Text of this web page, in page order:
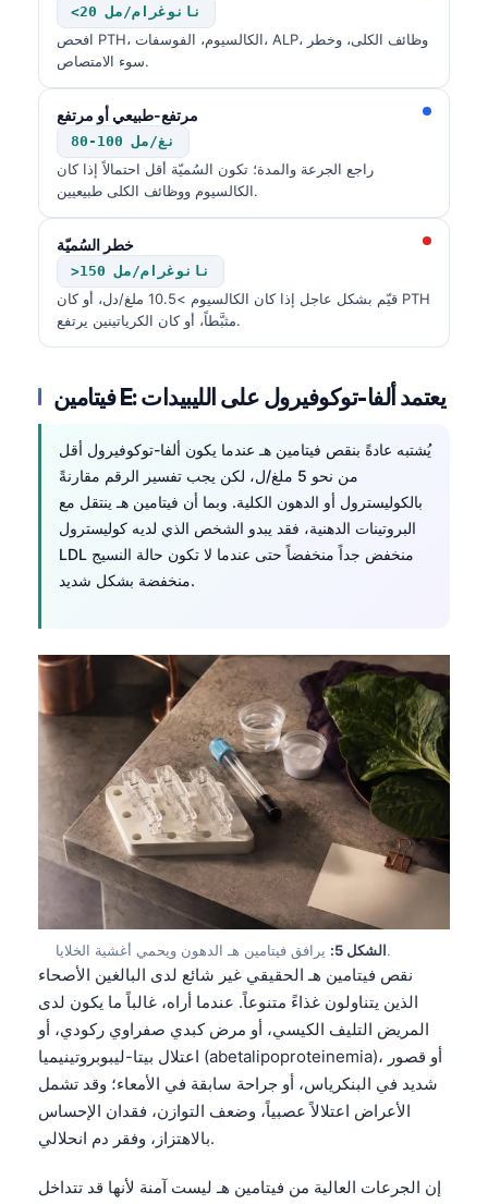
<20 نانوغرام/مل
افحص PTH، الكالسيوم، الفوسفات، ALP، وظائف الكلى، وخطر
سوء الامتصاص.
مرتفع-طبيعي أو مرتفع
80-100 نغ/مل
راجع الجرعة والمدة؛ تكون السُميّة أقل احتمالاً إذا كان
الكالسيوم ووظائف الكلى طبيعيين.
خطر السُميّة
>150 نانوغرام/مل
قيّم بشكل عاجل إذا كان الكالسيوم >10.5 ملغ/دل، أو كان PTH
مثبَّطاً، أو كان الكرياتينين يرتفع.
فيتامين E: يعتمد ألفا-توكوفيرول على الليبيدات
يُشتبه عادةً بنقص فيتامين هـ عندما يكون ألفا-توكوفيرول أقل
من نحو 5 ملغ/ل، لكن يجب تفسير الرقم مقارنةً
بالكوليسترول أو الدهون الكلية. وبما أن فيتامين هـ ينتقل مع
البروتينات الدهنية، فقد يبدو الشخص الذي لديه كوليسترول
LDL منخفض جداً منخفضاً حتى عندما لا تكون حالة النسيج
منخفضة بشكل شديد.
الشكل 5:يرافق فيتامين هـ الدهون ويحمي أغشية الخلايا.
نقص فيتامين هـ الحقيقي غير شائع لدى البالغين الأصحاء
الذين يتناولون غذاءً متنوعاً. عندما أراه، غالباً ما يكون لدى
المريض التليف الكيسي، أو مرض كبدي صفراوي ركودي، أو
اعتلال بيتا-ليبوبروتينيميا (abetalipoproteinemia)، أو قصور
شديد في البنكرياس، أو جراحة سابقة في الأمعاء؛ وقد تشمل
الأعراض اعتلالاً عصبياً، وضعف التوازن، فقدان الإحساس
بالاهتزاز، وفقر دم انحلالي.
إن الجرعات العالية من فيتامين هـ ليست آمنة لأنها قد تتداخل